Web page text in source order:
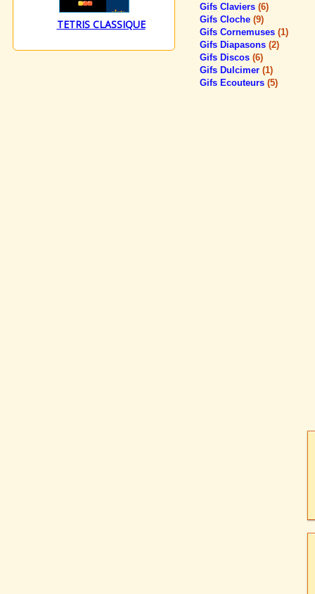
TETRIS CLASSIQUE
Gifs Claviers (6)
Gifs Cloche (9)
Gifs Cornemuses (1)
Gifs Diapasons (2)
Gifs Discos (6)
Gifs Dulcimer (1)
Gifs Ecouteurs (5)